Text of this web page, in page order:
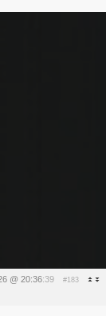
@ 20:36:39 #183